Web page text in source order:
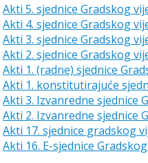
Akti 5. sjednice Gradskog
Akti 4. sjednice Gradskog
Akti 3. sjednice Gradskog
Akti 2. sjednice Gradskog
Akti 1. (radne) sjednice
Akti 1. konstitutirajuće
Akti 3. Izvanredne sjednice
Akti 2. Izvanredne sjednice
Akti 17. sjednice gradskog
Akti 16. E-sjednice